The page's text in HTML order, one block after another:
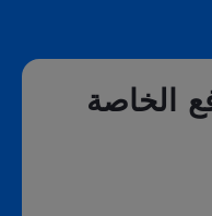
الخاصة